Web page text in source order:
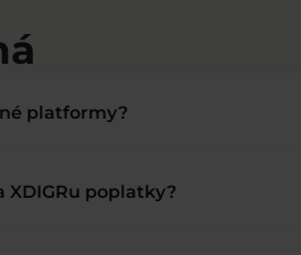
platformy?
XDIGRu poplatky?